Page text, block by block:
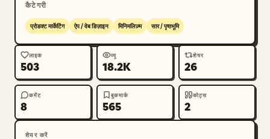
कैटेगरी
प्रोडक्ट मार्केटिंग ऐप / वेब डिज़ाइन मिनिमलिज़्म सार / पृष्ठभूमि
लाइक
503
व्यू
18.2K
शेयर
26
कमेंट
8
बुकमार्क
565
कोट्स
2
शेयर करें